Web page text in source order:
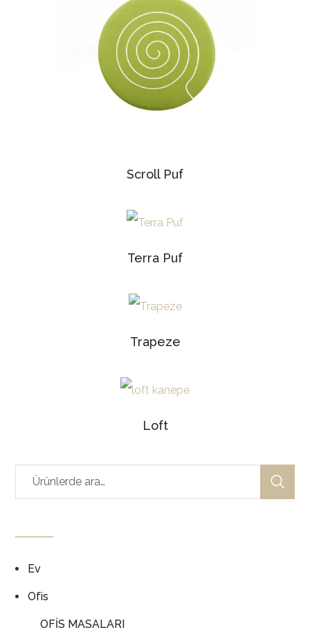
Scroll Puf
Terra Puf
Trapeze
Loft
Ev
Ofis
OFİS MASALARI